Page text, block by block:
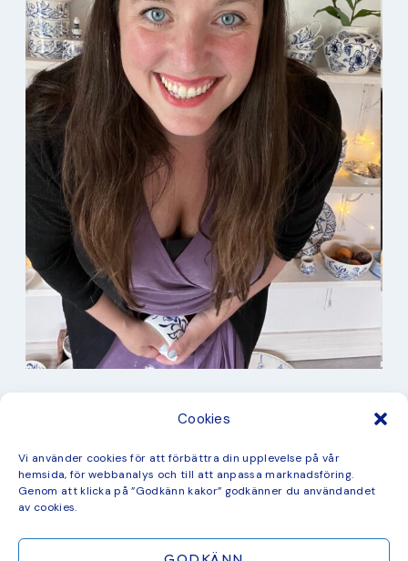
Cookies
Vi använder cookies för att förbättra din upplevelse på vår
hemsida, för webbanalys och till att anpassa marknadsföring.
Genom att klicka på ”Godkänn kakor” godkänner du användandet
av cookies.
Kurser
Måleri
mina favorit recept
Mönster